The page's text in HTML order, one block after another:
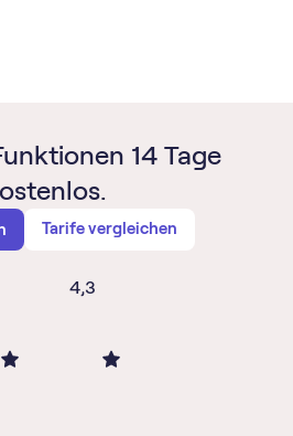
14 Tage
Tarife vergleichen
4,3